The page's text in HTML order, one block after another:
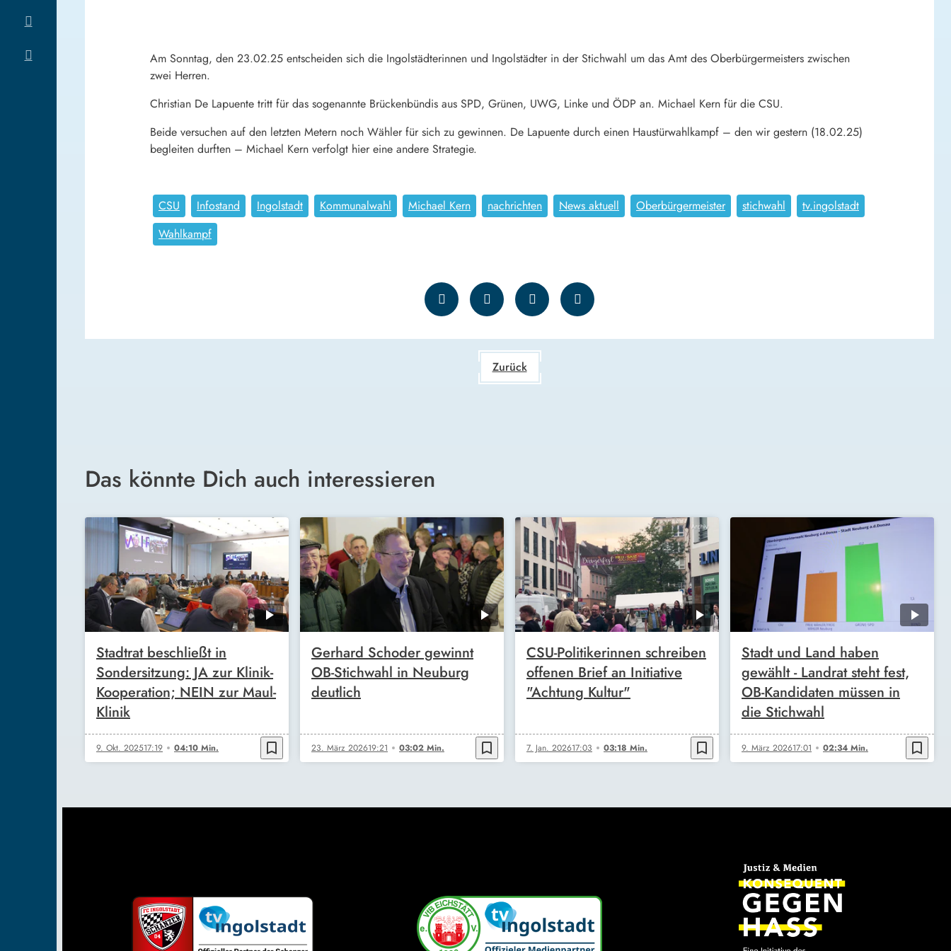
Am Sonntag, den 23.02.25 entscheiden sich die Ingolstädterinnen und Ingolstädter in der Stichwahl um das Amt des Oberbürgermeisters zwischen
zwei Herren.
Christian De Lapuente tritt für das sogenannte Brückenbündis aus SPD, Grünen, UWG, Linke und ÖDP an. Michael Kern für die CSU.
Beide versuchen auf den letzten Metern noch Wähler für sich zu gewinnen. De Lapuente durch einen Haustürwahlkampf – den wir gestern (18.02.25)
begleiten durften – Michael Kern verfolgt hier eine andere Strategie.
CSU Infostand Ingolstadt Kommunalwahl Michael Kern nachrichten News aktuell Oberbürgermeister stichwahl
tv.ingolstadt
Wahlkampf
Zurück
Das könnte Dich auch interessieren
Stadtrat beschließt in
Sondersitzung: JA zur Klinik-
Kooperation; NEIN zur Maul-
Klinik
9. Okt. 202517:19 04:10 Min. bookmark_border
Gerhard Schoder gewinnt
OB-Stichwahl in Neuburg
deutlich
23. März 202619:21 03:02 Min. bookmark_border
CSU-Politikerinnen schreiben
offenen Brief an Initiative
"Achtung Kultur"
7. Jan. 202617:03 03:18 Min. bookmark_border
Stadt und Land haben
gewählt - Landrat steht fest,
OB-Kandidaten müssen in
die Stichwahl
9. März 202617:01 02:34 Min. bookmark_border